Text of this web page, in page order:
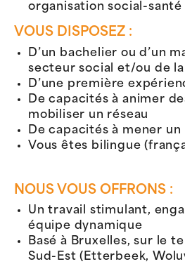
organisation social-
VOUS DISPOSEZ :
D’un bachelier ou d’un
secteur social et/ou de
D’une première
De capacités à animer
mobiliser un réseau
De capacités à mener
Vous êtes bilingue
NOUS VOUS OFFRONS :
Un travail stimulant,
équipe dynamique
Basé à Bruxelles, sur le
Sud-Est (Etterbeek,